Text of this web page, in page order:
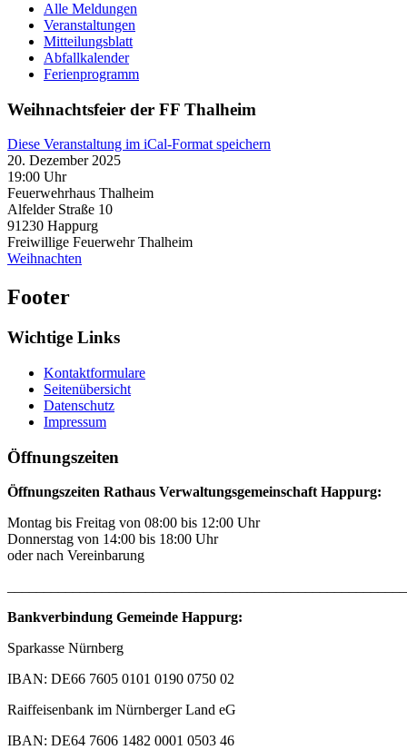
Alle Meldungen
Veranstaltungen
Mitteilungsblatt
Abfallkalender
Ferienprogramm
Weihnachtsfeier der FF Thalheim
Diese Veranstaltung im iCal-Format speichern
20. Dezember 2025
19:00 Uhr
Feuerwehrhaus Thalheim
Alfelder Straße 10
91230 Happurg
Freiwillige Feuerwehr Thalheim
Weihnachten
Footer
Wichtige Links
Kontaktformulare
Seitenübersicht
Datenschutz
Impressum
Öffnungszeiten
Öffnungszeiten Rathaus Verwaltungsgemeinschaft Happurg:
Montag bis Freitag von 08:00 bis 12:00 Uhr
Donnerstag von 14:00 bis 18:00 Uhr
oder nach Vereinbarung
Bankverbindung Gemeinde Happurg:
Sparkasse Nürnberg
IBAN: DE66 7605 0101 0190 0750 02
Raiffeisenbank im Nürnberger Land eG
IBAN: DE64 7606 1482 0001 0503 46